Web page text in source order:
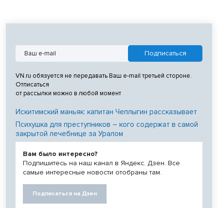
VN.ru обязуется не передавать Ваш e-mail третьей стороне.
Отписаться
от рассылки можно в любой момент
Искитимский маньяк: капитан Чеплыгин рассказывает
Психушка для преступников – кого содержат в самой
закрытой лечебнице за Уралом
Вам было интересно?
Подпишитесь на наш канал в Яндекс. Дзен. Все
самые интересные новости отобраны там.
Подписаться на Дзен